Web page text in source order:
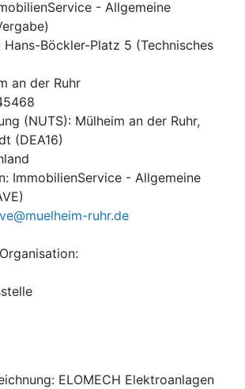
- Allgemeine
Hans-Böckler-Platz 5 (Technisches
an der Ruhr
(NUTS): Mülheim an der Ruhr,
(DEA16)
: ImmobilienService - Allgemeine
ruhr.de
:
: ELOMECH Elektroanlagen